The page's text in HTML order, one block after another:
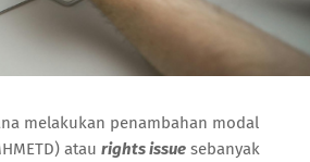
melakukan penambahan modal
atau rights issue sebanyak